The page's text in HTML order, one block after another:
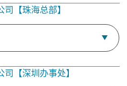
【珠海总部】
【深圳办事处】